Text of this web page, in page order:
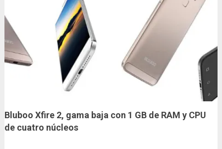
Bluboo Xfire 2, gama baja con 1 GB de RAM y CPU
de cuatro núcleos